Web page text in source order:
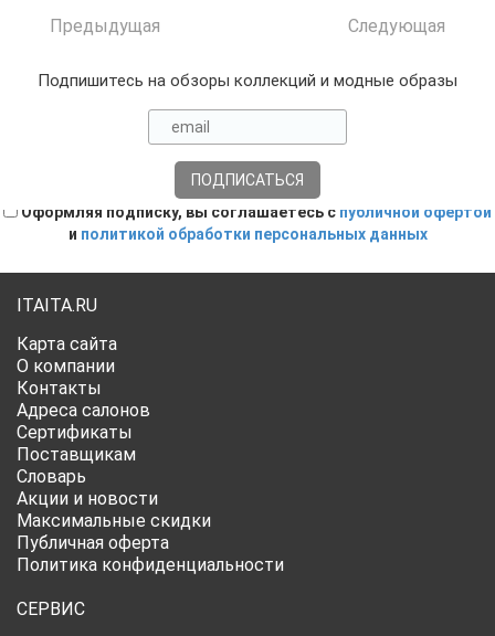
Предыдущая Следующая
Подпишитесь на обзоры коллекций и модные образы
Оформляя подписку, вы соглашаетесь с публичной офертой
и политикой обработки персональных данных
ITAITA.RU
Карта сайта
О компании
Контакты
Адреса салонов
Сертификаты
Поставщикам
Словарь
Акции и новости
Максимальные скидки
Публичная оферта
Политика конфиденциальности
СЕРВИС